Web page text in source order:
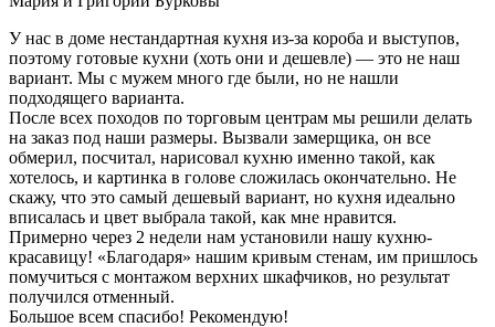
У нас в доме нестандартная кухня из-за короба и выступов,
поэтому готовые кухни (хоть они и дешевле) — это не наш
вариант. Мы с мужем много где были, но не нашли
подходящего варианта.
После всех походов по торговым центрам мы решили делать
на заказ под наши размеры. Вызвали замерщика, он все
обмерил, посчитал, нарисовал кухню именно такой, как
хотелось, и картинка в голове сложилась окончательно. Не
скажу, что это самый дешевый вариант, но кухня идеально
вписалась и цвет выбрала такой, как мне нравится.
Примерно через 2 недели нам установили нашу кухню-
красавицу! «Благодаря» нашим кривым стенам, им пришлось
помучиться с монтажом верхних шкафчиков, но результат
получился отменный.
Большое всем спасибо! Рекомендую!